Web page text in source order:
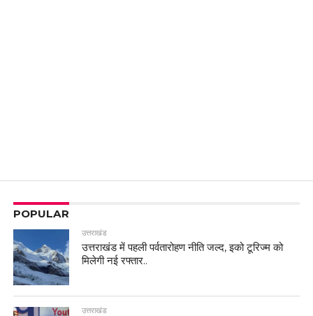
POPULAR
उत्तराखंड
उत्तराखंड में पहली पर्वतारोहण नीति जल्द, इको टूरिज्म को
मिलेगी नई रफ्तार..
उत्तराखंड